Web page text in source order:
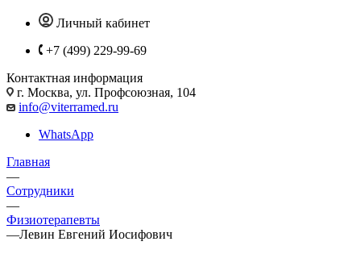
Личный кабинет
+7 (499) 229-99-69
Контактная информация
г. Москва, ул. Профсоюзная, 104
info@viterramed.ru
WhatsApp
Главная
—
Сотрудники
—
Физиотерапевты
—Левин Евгений Иосифович